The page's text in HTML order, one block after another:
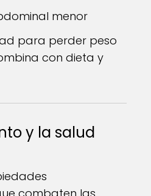
menor
para perder peso
con dieta y
y la salud